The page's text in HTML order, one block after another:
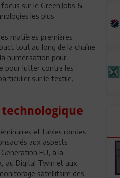
sur le Green Jobs &
les plus
matières premières
tout au long de la chaîne
numérisation pour
pour lutter contre les
sur le textile,
et tables rondes
aux aspects
EU, à la
au Digital Twin et aux
satellitaire des